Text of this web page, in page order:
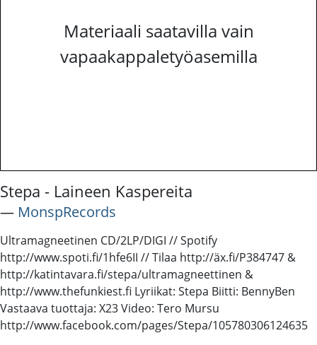
Materiaali saatavilla vain
vapaakappaletyöasemilla
Stepa - Laineen Kaspereita
― MonspRecords
Ultramagneetinen CD/2LP/DIGI // Spotify
http://www.spoti.fi/1hfe6II // Tilaa http://äx.fi/P384747 &
http://katintavara.fi/stepa/ultramagneettinen &
http://www.thefunkiest.fi Lyriikat: Stepa Biitti: BennyBen
Vastaava tuottaja: X23 Video: Tero Mursu
http://www.facebook.com/pages/Stepa/105780306124635